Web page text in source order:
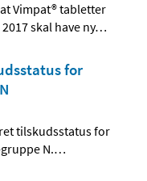
Vimpat® tabletter
skal have ny…
for
tilskudsstatus for
N.…